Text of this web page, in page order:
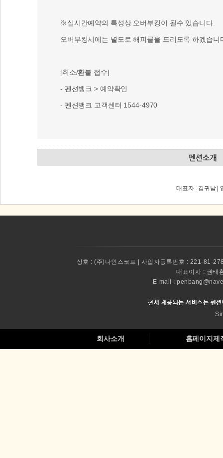
※실시간예약의 특성상 오버부킹이 될수 있습니다.
오버부킹시에는 별도로 해피콜을 드리도록 하겠습니
[취소/환불 접수]
- 펜션뱅크 > 예약확인
- 펜션뱅크 고객센터 1544-4970
대표자 : 김귀남 |
상호 : (주)나인스코프 | 사업자등록번호 : 221-81-
대표이사 : 권태
E-mail :
현재 제공되는 서비스는 펜
회사소개 홈페이지제